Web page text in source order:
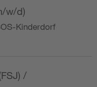
w/d)
Kinderdorf
/